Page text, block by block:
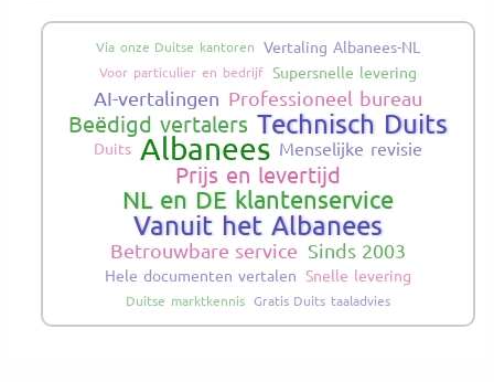
Via onze Duitse kantoren Vertaling Albanees-NL
Voor particulier en bedrijf Supersnelle levering
AI-vertalingen Professioneel bureau
Beëdigd vertalers Technisch Duits
Duits Albanees Menselijke revisie
Prijs en levertijd
NL en DE klantenservice
Vanuit het Albanees
Betrouwbare service Sinds 2003
Hele documenten vertalen Snelle levering
Duitse marktkennis Gratis Duits taaladvies